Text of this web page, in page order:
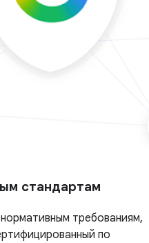
стандартам
требованиям,
по